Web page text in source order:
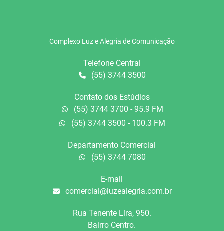
Complexo Luz e Alegria de Comunicação
Telefone Central
(55) 3744 3500
Contato dos Estúdios
(55) 3744 3700 - 95.9 FM
(55) 3744 3500 - 100.3 FM
Departamento Comercial
(55) 3744 7080
E-mail
comercial@luzealegria.com.br
Rua Tenente Líra, 950.
Bairro Centro.